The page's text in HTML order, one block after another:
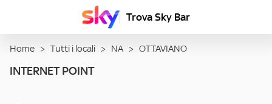
Trova Sky Bar
Home > Tutti i locali > NA > OTTAVIANO
INTERNET POINT